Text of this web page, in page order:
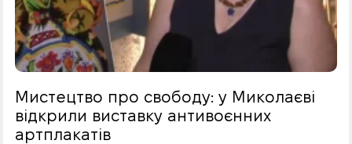
Мистецтво про свободу: у Миколаєві
відкрили виставку антивоєнних
артплакатів